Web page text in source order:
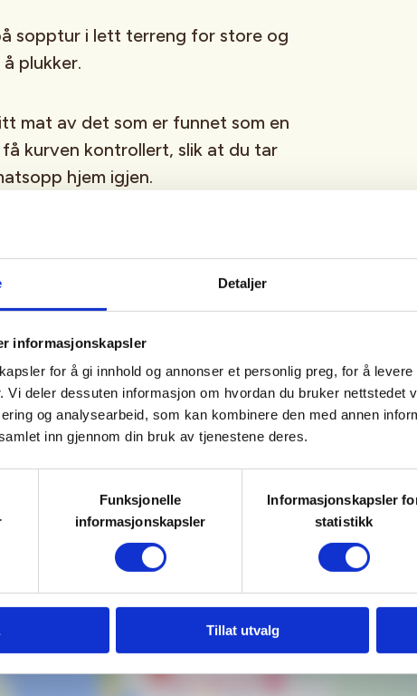
Detaljer
informasjonskapsler
for å gi innhold og annonser et personlig preg, for å
Vi deler dessuten informasjon om hvordan du bruker nettstedet
og analysearbeid, som kan kombinere den med annen
inn gjennom din bruk av tjenestene deres.
Funksjonelle
informasjonskapsler
Informasjonskapsler
statistikk
Tillat utvalg
sopptur i lett terreng for store og
plukker.
mat av det som er funnet som en
få kurven kontrollert, slik at du tar
hjem igjen.
om det er noen allargener.
eller ett nett å plukke soppen i,
for å skille de ulike artene
Klær til å være ute. Lett mat og
661. Vi kjører samlet